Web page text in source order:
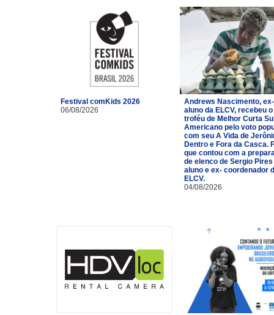
Festival comKids 2026
06/08/2026
Andrews Nascimento, ex-
aluno da ELCV, recebeu o
troféu de Melhor Curta
Americano pelo voto
com seu A Vida de
Dentro e Fora da Casca.
que contou com a
de elenco de Sergio
aluno e ex- coordenador
ELCV.
04/08/2026